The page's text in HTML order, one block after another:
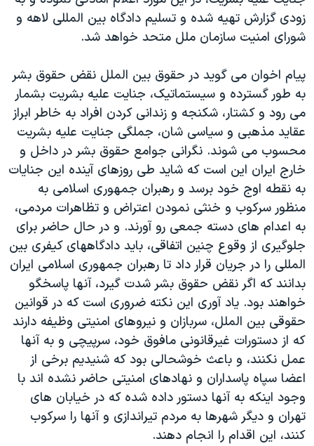
دادگاه حمید نوری
چهل سال گروگان‌گیری
قانون شفافیت دارائی کادر رهبری ایران
اعتراضات مردمی آبان ۹۸
اسرائیل در جنگ
نرگس محمدی برنده جایزه نوبل صلح
همایش محافظه‌کاران آمریکا «سی‌پک»
صفحه‌های ویژه
سفر پرزیدنت ترامپ به چین
زودی گزارش تهیه شده و تسلیم دادگاه بین المللی لاهه و
شورای امنیت سازمان ملل متحد خواهد شد.
پیام اخوان می گوید در حقوق بین الملل نقض حقوق بشر
به طور گسترده و سیستماتیک، جنایت علیه بشریت بشمار
می رود و کشتار، شکنجه و زندانی کردن افراد به خاطر ابراز
عقاید مذهبی و سیاسی شان، جملگی جنایت علیه بشریت
محسوب می شوند. نگرانی جوامع حقوق بشر در داخل و
خارج ایران این است که شاید طی روزهای آینده این جنایات
به نقطه اوج خود برسد و رهبران جمهوری اسلامی به
منظور سرکوب و خنثی نمودن اعتراض و تظاهرات مردمی،
به اعدام های دسته جمعی رو آورند. و در حال حاضر برای
جلوگیری از وقوع چنین اتفاقی، باید دادگاههای کیفری بین
المللی را در جریان قرار داد تا رهبران جمهوری اسلامی ایران
بدانند که اگر نقض حقوق بشر شدت گیرد، آنها پاسخگو
خواهند بود. یاد آوری این نکته ضروری است که در قوانین
حقوقی بین الملل، سربازان و نیروهای امنیتی وظیفه دارند
که از دستورات غیرقانونی مافوق خود، سرپیچی و به آنها
عمل نکنند، و باعث خوشحالی بود که شنیدیم برخی از
اعضا سپاه پاسداران و نهادهای امنیتی حاضر نشده اند با
وجود اینکه به آنها دستور داده شده که در خیابان های
تهران و دیگر شهرها به مردم تیراندازی و آنها را سرکوب
کنند، این اقدام را انجام دهند.